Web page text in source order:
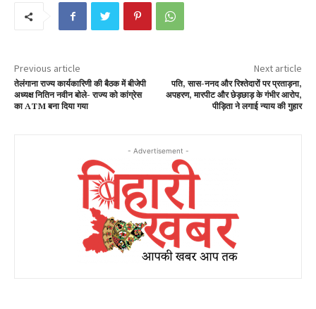
Previous article
तेलंगाना राज्य कार्यकारिणी की बैठक में बीजेपी
अध्यक्ष नितिन नवीन बोले- राज्य को कांग्रेस
का ATM बना दिया गया
Next article
पति, सास-ननद और रिश्तेदारों पर प्रताड़ना,
अपहरण, मारपीट और छेड़छाड़ के गंभीर आरोप,
पीड़िता ने लगाई न्याय की गुहार
- Advertisement -